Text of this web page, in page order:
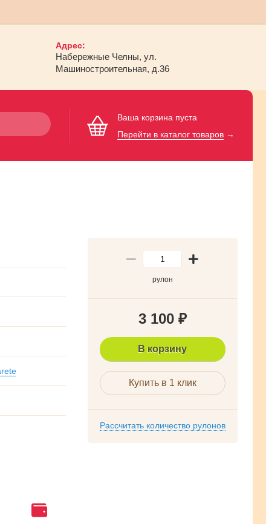
Адрес:
Набережные Челны, ул.
Машиностроительная, д.36
Ваша корзина пуста
Перейти в каталог товаров →
рулон
3 100₽
В корзину
Купить в 1 клик
Рассчитать количество рулонов